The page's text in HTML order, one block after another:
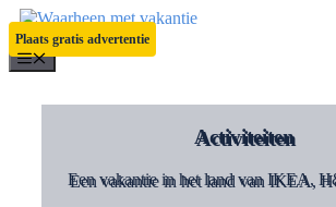
Ga
naar
de
inhoud
Plaats gratis advertentie
Menu
Activiteiten
Een vakantie in het land van IKEA,